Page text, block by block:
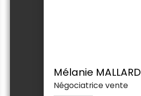
Mélanie MALLARD
Négociatrice vente